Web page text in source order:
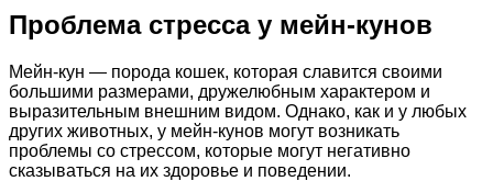
Проблема стресса у мейн-кунов
Мейн-кун — порода кошек, которая славится своими
большими размерами, дружелюбным характером и
выразительным внешним видом. Однако, как и у любых
других животных, у мейн-кунов могут возникать
проблемы со стрессом, которые могут негативно
сказываться на их здоровье и поведении.